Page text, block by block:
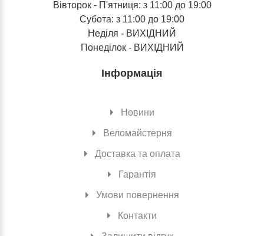
Вівторок - П'ятниця: з 11:00 до 19:00
Субота: з 11:00 до 19:00
Неділя - ВИХІДНИЙ
Понеділок - ВИХІДНИЙ
Інформація
Новини
Веломайстерня
Доставка та оплата
Гарантія
Умови повернення
Контакти